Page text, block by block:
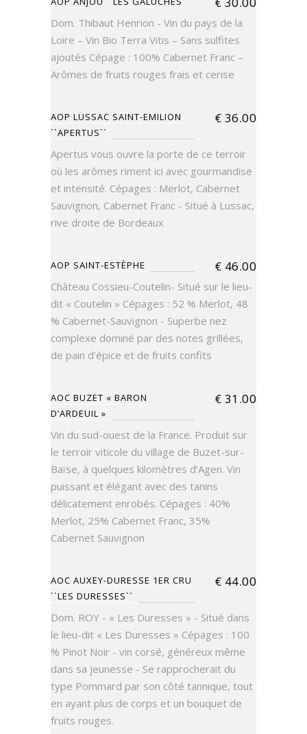
Dom. Thibaut Henrion - Vin du pays de la
Loire – Vin Bio Terra Vitis – Sans sulfites
ajoutés Cépage : 100% Cabernet Franc –
Arômes de fruits rouges frais et cerise
AOP LUSSAC SAINT-EMILION
``APERTUS``
€ 36.00
Apertus vous ouvre la porte de ce terroir
où les arômes riment ici avec gourmandise
et intensité. Cépages : Merlot, Cabernet
Sauvignon, Cabernet Franc - Situé à Lussac,
rive droite de Bordeaux
AOP SAINT-ESTÈPHE € 46.00
Château Cossieu-Coutelin- Situé sur le lieu-
dit « Coutelin » Cépages : 52 % Merlot, 48
% Cabernet-Sauvignon - Superbe nez
complexe dominé par des notes grillées,
de pain d’épice et de fruits confits
AOC BUZET « BARON
D’ARDEUIL »
€ 31.00
Vin du sud-ouest de la France. Produit sur
le terroir viticole du village de Buzet-sur-
Baïse, à quelques kilomètres d’Agen. Vin
puissant et élégant avec des tanins
délicatement enrobés. Cépages : 40%
Merlot, 25% Cabernet Franc, 35%
Cabernet Sauvignon
AOC AUXEY-DURESSE 1ER CRU
``LES DURESSES``
€ 44.00
Dom. ROY - « Les Duresses » - Situé dans
le lieu-dit « Les Duresses » Cépages : 100
% Pinot Noir - vin corsé, généreux même
dans sa jeunesse - Se rapprocherait du
type Pommard par son côté tannique, tout
en ayant plus de corps et un bouquet de
fruits rouges.